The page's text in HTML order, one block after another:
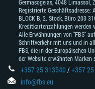
Germasogeias, 4048 Limassol,
Registrierte Geschäftsadresse:
BLOCK В, 2. Stock, Büro 203
Kreditkartenzahlungen werden
Alle Erwähnungen von "FBS"
Schriftverkehr mit uns und in
FBS, die in der Europäischen
der Website erwähnten
+357 25 313540/+357
info@fbs.eu